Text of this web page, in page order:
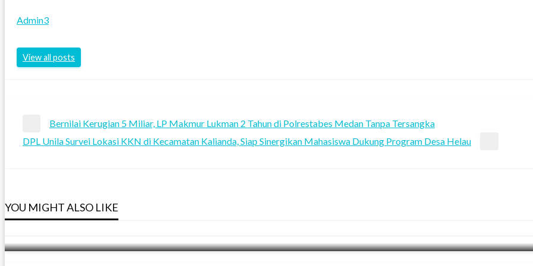
Admin3
View all posts
Navigasi
pos
Previous
Post
Bernilai Kerugian 5 Miliar, LP Makmur Lukman 2 Tahun di Polrestabes Medan Tanpa Tersangka
Next
DPL Unila Survei Lokasi KKN di Kecamatan Kalianda, Siap Sinergikan Mahasiswa Dukung Program Desa Helau
YOU MIGHT ALSO LIKE
Zulhas Apresiasi IDS Sumatra 2026 di Lampung Selatan: Event Kelas Nasional Berjalan
APA KABAR LAMPUNG
Tak Main-main! Gapeksindo Lampung Koordinasi dengan KPK